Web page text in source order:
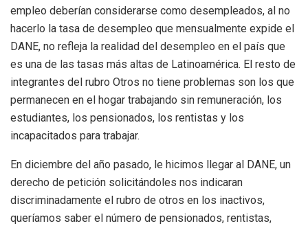
empleo deberían considerarse como desempleados, al no
hacerlo la tasa de desempleo que mensualmente expide el
DANE, no refleja la realidad del desempleo en el país que
es una de las tasas más altas de Latinoamérica. El resto de
integrantes del rubro Otros no tiene problemas son los que
permanecen en el hogar trabajando sin remuneración, los
estudiantes, los pensionados, los rentistas y los
incapacitados para trabajar.
En diciembre del año pasado, le hicimos llegar al DANE, un
derecho de petición solicitándoles nos indicaran
discriminadamente el rubro de otros en los inactivos,
queríamos saber el número de pensionados, rentistas,